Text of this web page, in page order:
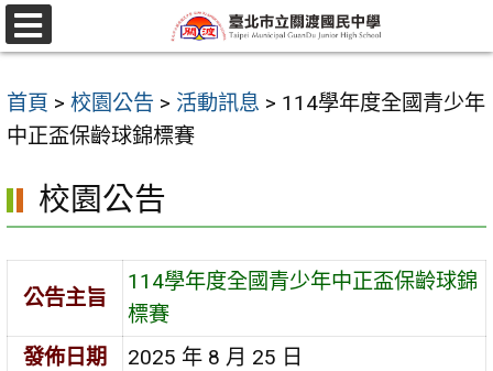
跳
至
要
內
區
選
單
首頁 > 校園公告 > 活動訊息 > 114學年度全國青少年
中正盃保齡球錦標賽
校園公告
公告主旨
114學年度全國青少年中正盃保齡球錦
標賽
發佈日期
2025 年 8 月 25 日